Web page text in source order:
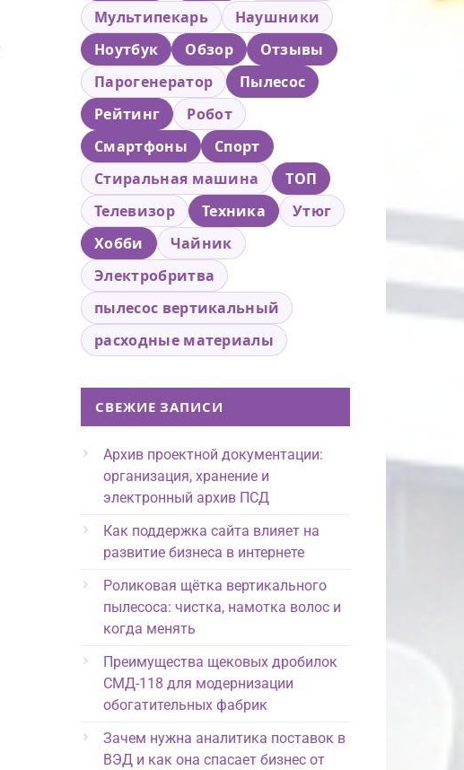
Мультипекарь
Наушники
Ноутбук
Обзор
Отзывы
Парогенератор
Пылесос
Рейтинг
Робот
Смартфоны
Спорт
Стиральная машина
ТОП
Телевизор
Техника
Утюг
Хобби
Чайник
Электробритва
пылесос вертикальный
расходные материалы
СВЕЖИЕ ЗАПИСИ
Архив проектной документации:
организация, хранение и
электронный архив ПСД
Как поддержка сайта влияет на
развитие бизнеса в интернете
Роликовая щётка вертикального
пылесоса: чистка, намотка волос и
когда менять
Преимущества щековых дробилок
СМД-118 для модернизации
обогатительных фабрик
Зачем нужна аналитика поставок в
ВЭД и как она спасает бизнес от